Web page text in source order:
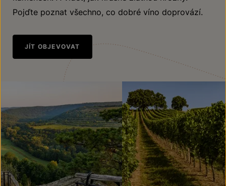
Pojďte poznat všechno, co dobré víno doprovází.
JÍT OBJEVOVAT